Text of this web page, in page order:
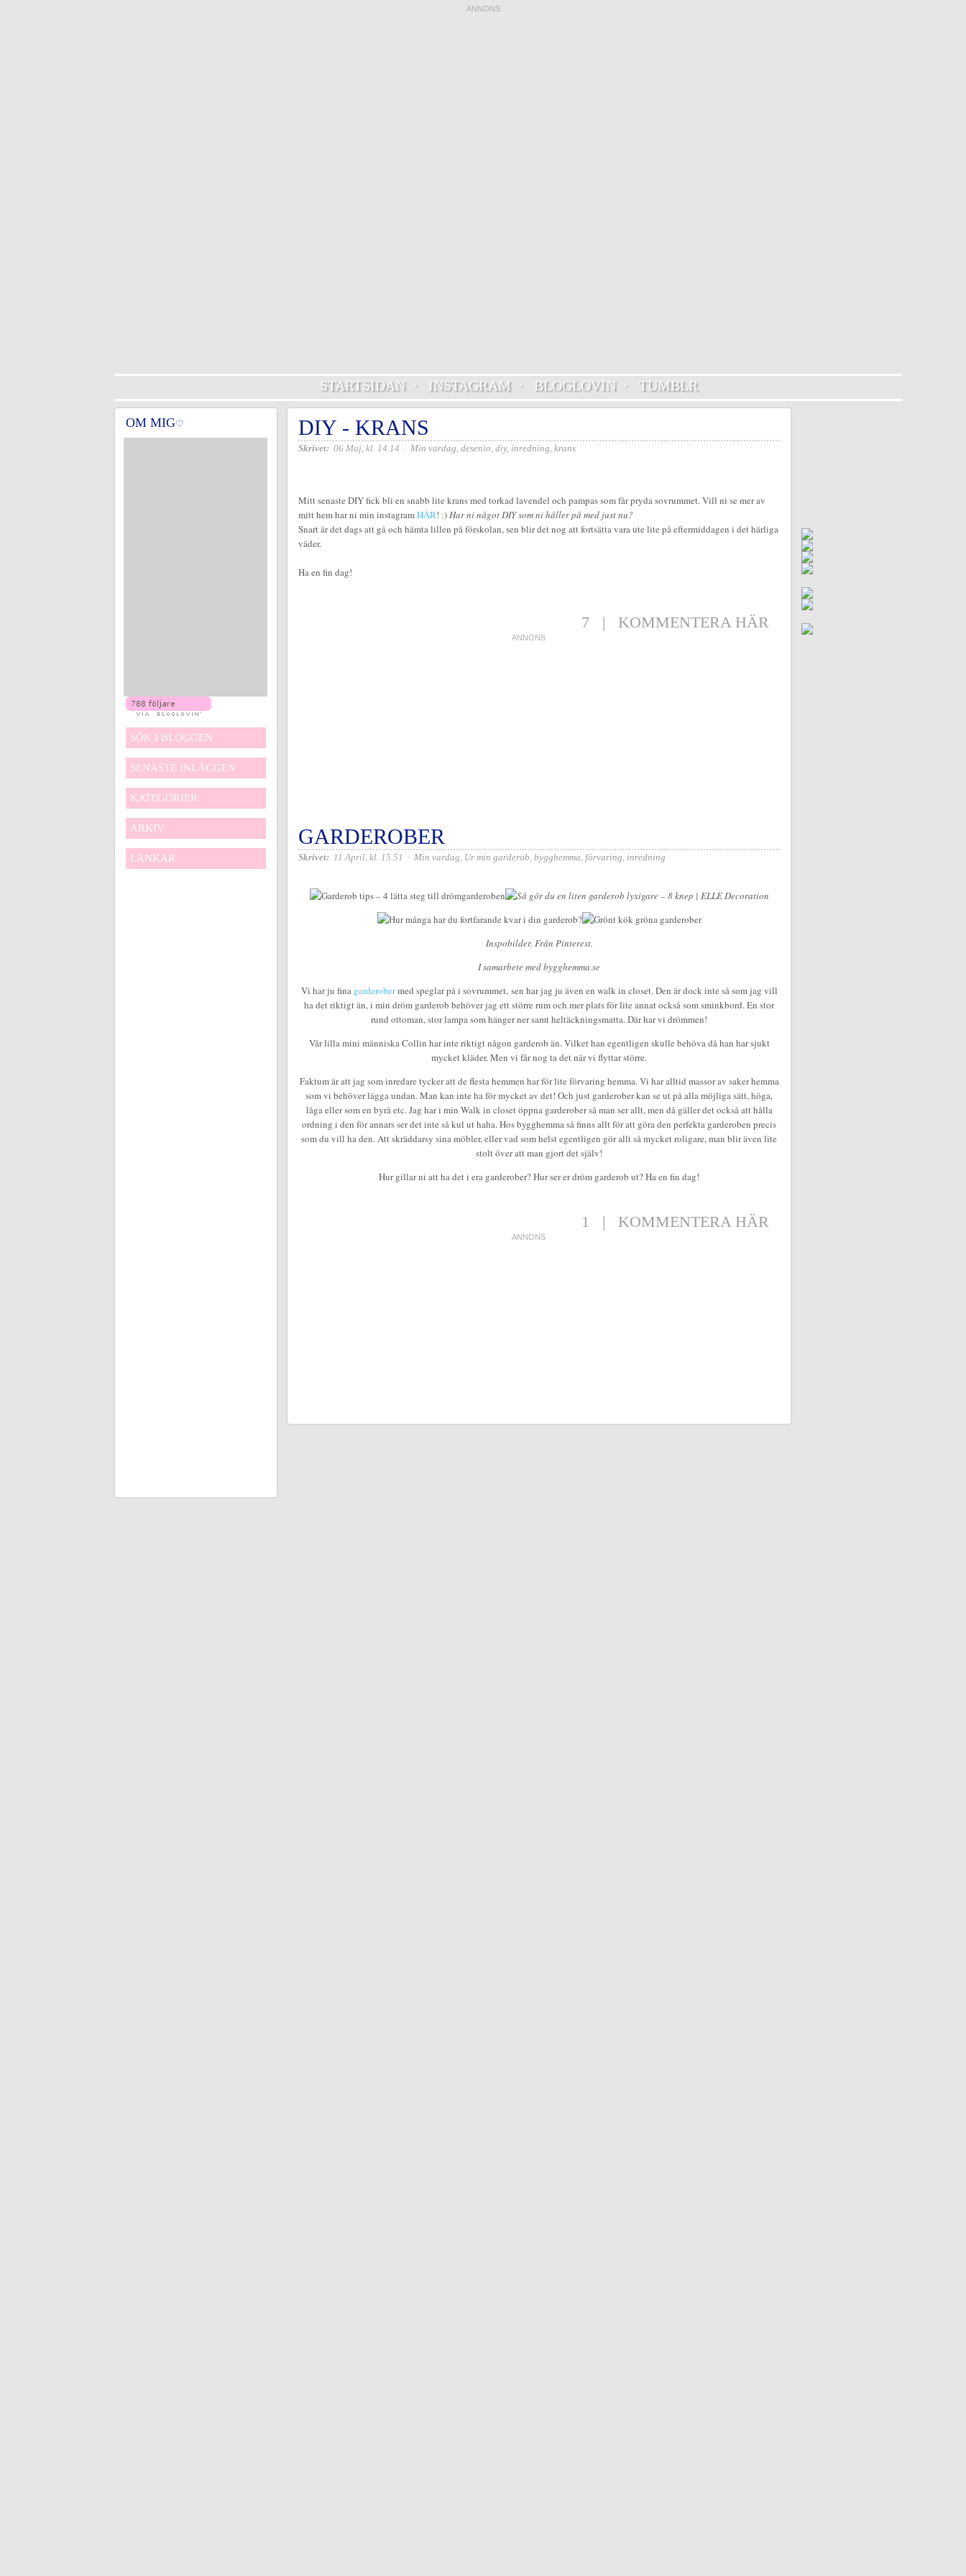
STARTSIDAN· INSTAGRAM· BLOGLOVIN· TUMBLR
DIY - KRANS
Skrivet: 06 Maj, kl. 14.14 · Min vardag, desenio, diy, inredning, krans
Mitt senaste DIY fick bli en snabb lite krans med torkad lavendel och pampas som får pryda sovrummet. Vill ni se mer av
mitt hem har ni min instagramHÄR! :)Har ni något DIY som ni håller på med just nu?
Snart är det dags att gå och hämta lillen på förskolan, sen blir det nog att fortsätta vara ute lite på eftermiddagen i det härliga
väder.
Ha en fin dag!
7 | KOMMENTERA HÄR
GARDEROBER
Skrivet: 11 April, kl. 15.51 · Min vardag, Ur min garderob, bygghemma, förvaring, inredning
Inspobilder. Från Pinterest.
I samarbete med bygghemma.se
Vi har ju fina garderobermed speglar på i sovrummet, sen har jag ju även en walk in closet. Den är dock inte så som jag vill
ha det riktigt än, i min dröm garderob behöver jag ett större rum och mer plats för lite annat också som sminkbord. En stor
rund ottoman, stor lampa som hänger ner samt heltäckningsmatta. Där har vi drömmen!
Vår lilla mini människa Collin har inte riktigt någon garderob än. Vilket han egentligen skulle behöva då han har sjukt
mycket kläder. Men vi får nog ta det när vi flyttar större.
Faktum är att jag som inredare tycker att de flesta hemmen har för lite förvaring hemma. Vi har alltid massor av saker hemma
som vi behöver lägga undan. Man kan inte ha för mycket av det! Och just garderober kan se ut på alla möjliga sätt, höga,
låga eller som en byrå etc. Jag har i min Walk in closet öppna garderober så man ser allt, men då gäller det också att hålla
ordning i den för annars ser det inte så kul ut haha. Hos bygghemma så finns allt för att göra den perfekta garderoben precis
som du vill ha den. Att skräddarsy sina möbler, eller vad som helst egentligen gör allt så mycket roligare, man blir även lite
stolt över att man gjort det själv!
Hur gillar ni att ha det i era garderober? Hur ser er dröm garderob ut? Ha en fin dag!
1 | KOMMENTERA HÄR
OM MIG♡
SÖK I BLOGGEN
SENASTE INLÄGGEN
KATEGORIER
ARKIV
LÄNKAR